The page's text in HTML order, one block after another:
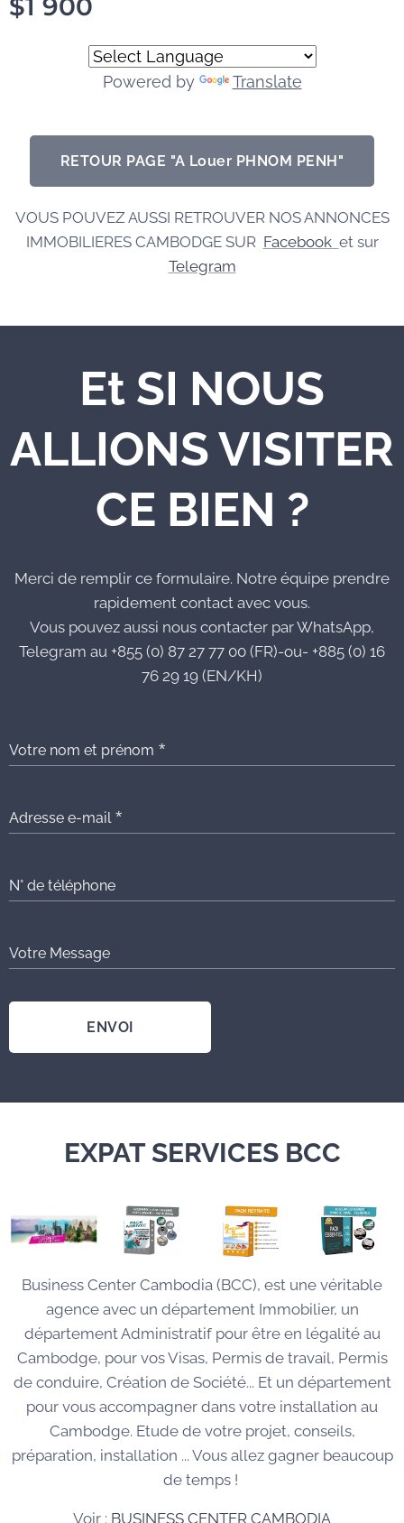
$1 900
Powered by Translate
RETOUR PAGE "A Louer PHNOM PENH"
VOUS POUVEZ AUSSI RETROUVER NOS ANNONCES
IMMOBILIERES CAMBODGE SUR Facebook et sur
Telegram
Et SI NOUS
ALLIONS VISITER
CE BIEN ?
Merci de remplir ce formulaire. Notre équipe prendre
rapidement contact avec vous.
Vous pouvez aussi nous contacter par WhatsApp,
Telegram au +855 (0) 87 27 77 00 (FR)-ou- +885 (0) 16
76 29 19 (EN/KH)
Votre nom et prénom
Adresse e-mail
N° de téléphone
Votre Message
ENVOI
EXPAT SERVICES BCC
Business Center Cambodia (BCC), est une véritable
agence avec un département Immobilier, un
département Administratif pour être en légalité au
Cambodge, pour vos Visas, Permis de travail, Permis
de conduire, Création de Société... Et un département
pour vous accompagner dans votre installation au
Cambodge. Etude de votre projet, conseils,
préparation, installation ... Vous allez gagner beaucoup
de temps !
Voir : BUSINESS CENTER CAMBODIA